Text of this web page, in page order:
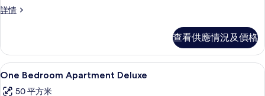
詳情
客
查看供應情況及價格
載
入
1 間睡房、房內夾萬、遮光窗簾/窗簾
5
One Bedroom Apartment Deluxe
50 平方米